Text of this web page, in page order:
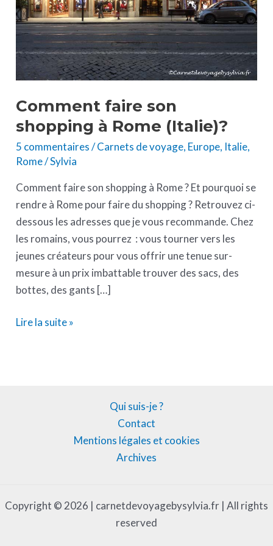
Comment faire son
shopping à Rome (Italie)?
5 commentaires/Carnets de voyage, Europe, Italie,
Rome/Sylvia
Comment faire son shopping à Rome ? Et pourquoi se
rendre à Rome pour faire du shopping ? Retrouvez ci-
dessous les adresses que je vous recommande. Chez
les romains, vous pourrez : vous tourner vers les
jeunes créateurs pour vous offrir une tenue sur-
mesure à un prix imbattable trouver des sacs, des
bottes, des gants […]
(Italie)?
Lire la suite »
Qui suis-je ?
Contact
Mentions légales et cookies
Archives
Copyright © 2026 | carnetdevoyagebysylvia.fr | All rights
reserved